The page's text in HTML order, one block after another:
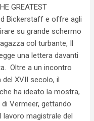
GREATEST
Bickerstaff e offre agli
su grande schermo
col turbante, Il
una lettera davanti
Oltre a un incontro
XVII secolo, il
ha ideato la mostra,
Vermeer, gettando
lavoro magistrale del